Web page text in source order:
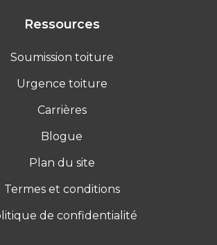
Ressources
Soumission toiture
Urgence toiture
Carrières
Blogue
Plan du site
Termes et conditions
de confidentialité